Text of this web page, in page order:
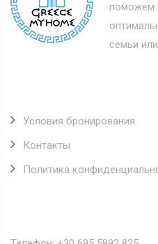
поможем
семьи
Условия бронирования
Контакты
Политика